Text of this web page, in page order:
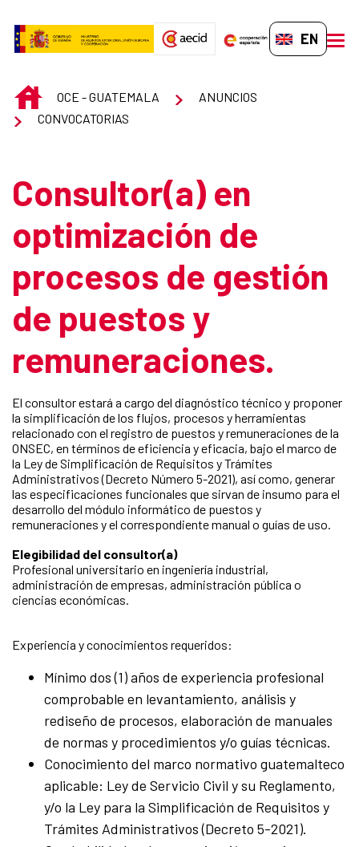
EN-GB
INICIOOCE - GUATEMALA
ANUNCIOS
CONVOCATORIAS
Consultor(a) en
optimización de
procesos de gestión
de puestos y
remuneraciones.
El consultor estará a cargo del diagnóstico técnico y proponer
la simplificación de los flujos, procesos y herramientas
relacionado con el registro de puestos y remuneraciones de la
ONSEC, en términos de eficiencia y eficacia, bajo el marco de
la Ley de Simplificación de Requisitos y Trámites
Administrativos (Decreto Número 5-2021), así como, generar
las especificaciones funcionales que sirvan de insumo para el
desarrollo del módulo informático de puestos y
remuneraciones y el correspondiente manual o guías de uso.
Elegibilidad del consultor(a)
Profesional universitario en ingeniería industrial,
administración de empresas, administración pública o
ciencias económicas.
Experiencia y conocimientos requeridos:
Mínimo dos (1) años de experiencia profesional
comprobable en levantamiento, análisis y
rediseño de procesos, elaboración de manuales
de normas y procedimientos y/o guías técnicas.
Conocimiento del marco normativo guatemalteco
aplicable: Ley de Servicio Civil y su Reglamento,
y/o la Ley para la Simplificación de Requisitos y
Trámites Administrativos (Decreto 5-2021).